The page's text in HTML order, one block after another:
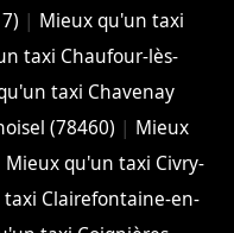
| Mieux qu'un taxi
taxi Chaufour-lès-
taxi Chavenay
(78460) | Mieux
Mieux qu'un taxi Civry-
Clairefontaine-en-